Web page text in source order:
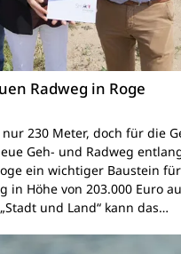
Radweg in Roge
nur 230 Meter, doch für die
Geh- und Radweg
ein wichtiger Baustein
in Höhe von 203.000 Euro
und Land“ kann das…